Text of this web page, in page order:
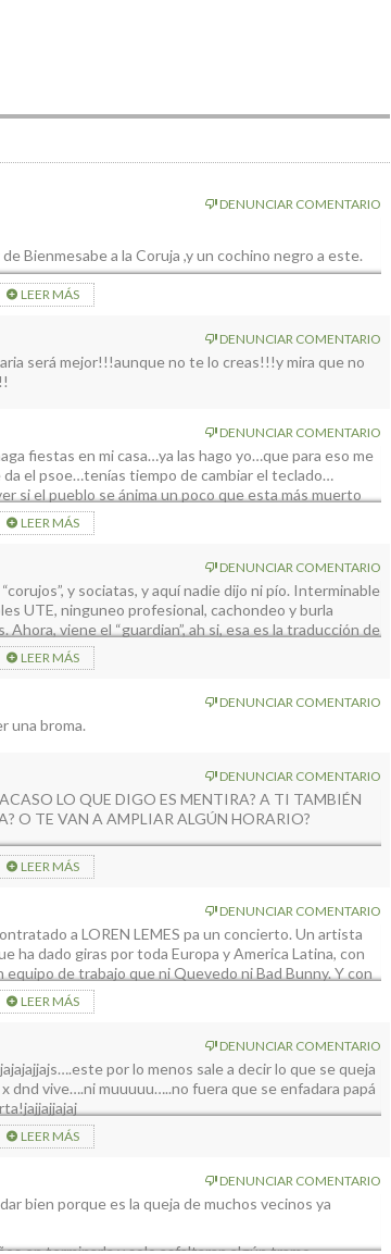
DENUNCIAR COMENTARIO
Bienmesabe a la Coruja ,y un cochino negro a este.
LEER MÁS
DENUNCIAR COMENTARIO
será mejor!!!aunque no te lo creas!!!y mira que no
DENUNCIAR COMENTARIO
fiestas en mi casa…ya las hago yo…que para eso me
el psoe…tenías tiempo de cambiar el teclado…
si el pueblo se ánima un poco que esta más muerto
el regresó de tu dios puigdemon…con tu jefe
LEER MÁS
DENUNCIAR COMENTARIO
y sociatas, y aquí nadie dijo ni pío. Interminable
UTE, ninguneo profesional, cachondeo y burla
viene el “guardian”, ah si, esa es la traducción de
debiera ser por un partido nacionalista, sería
Tiguerorte, Malpaises, Tigalate, etc.etx.etc… los
perrera. Todo el asfalto, de esta isla sale de casi el
con el Gregorio, y cierra la carretera del sur,
LEER MÁS
DENUNCIAR COMENTARIO
una broma.
DENUNCIAR COMENTARIO
LO QUE DIGO ES MENTIRA? A TI TAMBIÉN
O TE VAN A AMPLIAR ALGÚN HORARIO?
JAJAJAJAJAJJAAJJAJAJA
LEER MÁS
DENUNCIAR COMENTARIO
a LOREN LEMES pa un concierto. Un artista
ha dado giras por toda Europa y America Latina, con
de trabajo que ni Quevedo ni Bad Bunny. Y con
tengas que poner subtitulos y saber suajili) .Y que
LEER MÁS
DENUNCIAR COMENTARIO
por lo menos sale a decir lo que se queja
dnd vive….ni muuuuu…..no fuera que se enfadara papá
LEER MÁS
DENUNCIAR COMENTARIO
bien porque es la queja de muchos vecinos ya